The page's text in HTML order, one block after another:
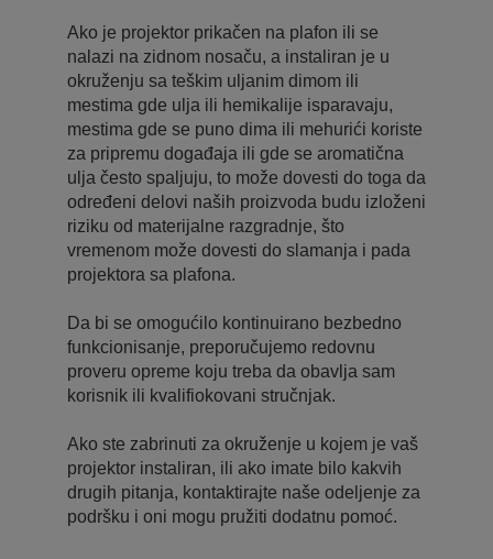
Ako je projektor prikačen na plafon ili se
nalazi na zidnom nosaču, a instaliran je u
okruženju sa teškim uljanim dimom ili
mestima gde ulja ili hemikalije isparavaju,
mestima gde se puno dima ili mehurići koriste
za pripremu događaja ili gde se aromatična
ulja često spaljuju, to može dovesti do toga da
određeni delovi naših proizvoda budu izloženi
riziku od materijalne razgradnje, što
vremenom može dovesti do slamanja i pada
projektora sa plafona.
Da bi se omogućilo kontinuirano bezbedno
funkcionisanje, preporučujemo redovnu
proveru opreme koju treba da obavlja sam
korisnik ili kvalifiokovani stručnjak.
Ako ste zabrinuti za okruženje u kojem je vaš
projektor instaliran, ili ako imate bilo kakvih
drugih pitanja, kontaktirajte naše odeljenje za
podršku i oni mogu pružiti dodatnu pomoć.